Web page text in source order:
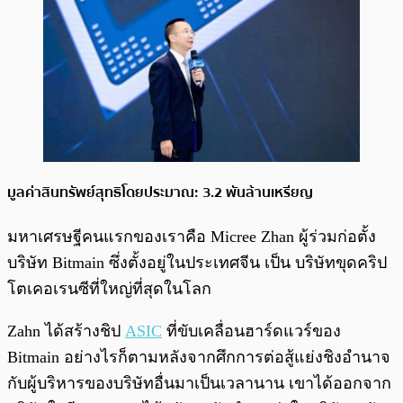
มูลค่าสินทรัพย์สุทธิโดยประมาณ: 3.2 พันล้านเหรียญ
มหาเศรษฐีคนแรกของเราคือ Micree Zhan ผู้ร่วมก่อตั้ง
บริษัท Bitmain ซึ่งตั้งอยู่ในประเทศจีน เป็น บริษัทขุดคริป
โตเคอเรนซีที่ใหญ่ที่สุดในโลก
Zahn ได้สร้างชิป ASIC ที่ขับเคลื่อนฮาร์ดแวร์ของ
Bitmain อย่างไรก็ตามหลังจากศึกการต่อสู้แย่งชิงอำนาจ
กับผู้บริหารของบริษัทอื่นมาเป็นเวลานาน เขาได้ออกจาก